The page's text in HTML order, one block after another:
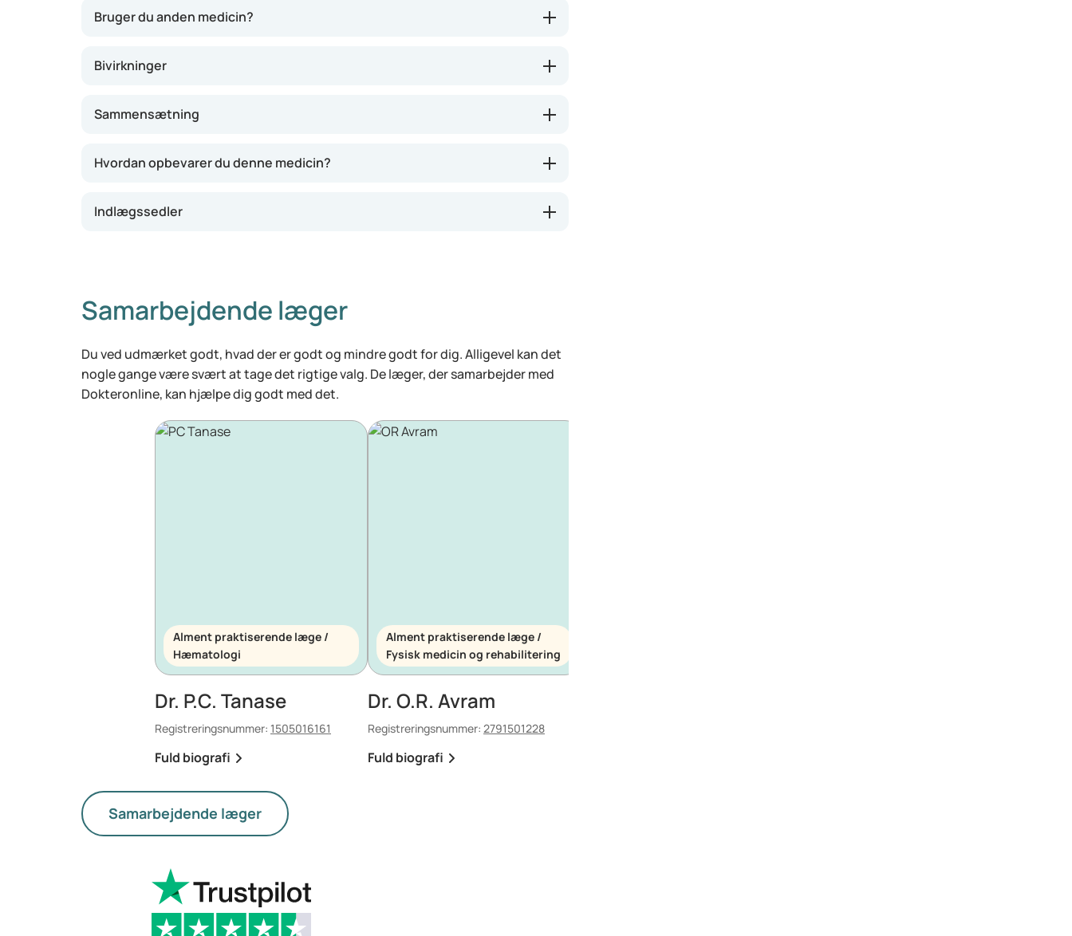
Bruger du anden medicin?
Bivirkninger
Sammensætning
Hvordan opbevarer du denne medicin?
Indlægssedler
Samarbejdende læger
Du ved udmærket godt, hvad der er godt og mindre godt for dig. Alligevel kan det
nogle gange være svært at tage det rigtige valg. De læger, der samarbejder med
Dokteronline, kan hjælpe dig godt med det.
Alment praktiserende læge /
Hæmatologi
Dr. P.C. Tanase
Registreringsnummer: 1505016161
Fuld biografi
Alment praktiserende læge /
Fysisk medicin og rehabilitering
Dr. O.R. Avram
Registreringsnummer: 2791501228
Fuld biografi
Samarbejdende læger